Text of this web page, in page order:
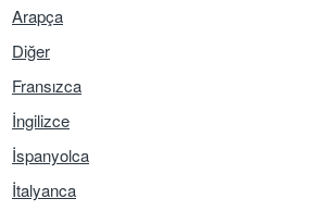
Arapça
Diğer
Fransızca
İngilizce
İspanyolca
İtalyanca